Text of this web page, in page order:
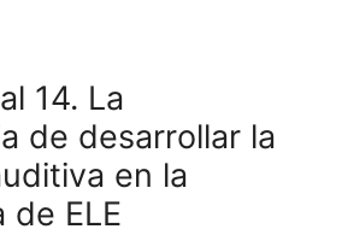
14. La
de desarrollar la
en la
de ELE